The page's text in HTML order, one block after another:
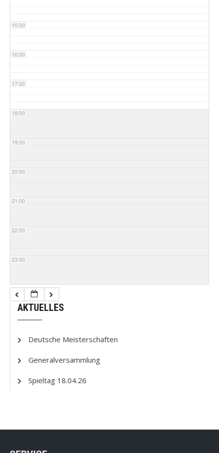
15:00
16:00
17:00
18:00
19:00
20:00
21:00
22:00
23:00
AKTUELLES
Deutsche Meisterschaften
Generalversammlung
Spieltag 18.04.26